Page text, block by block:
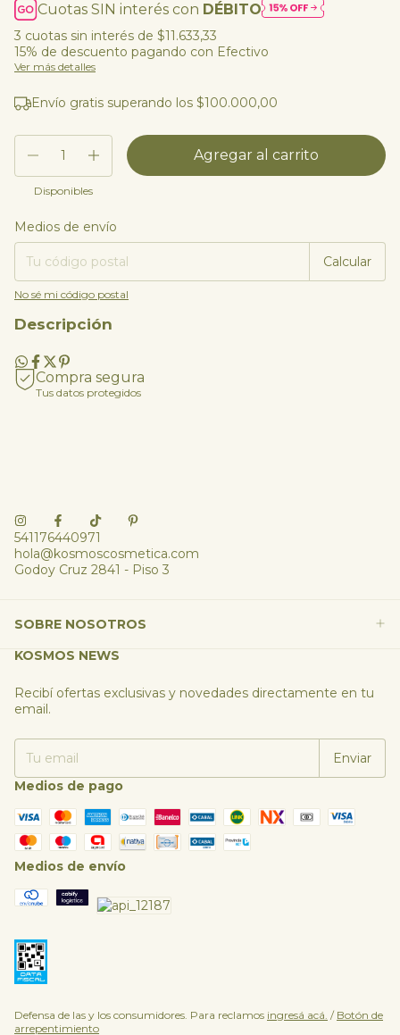
Cuotas SIN interés con DÉBITO
3 cuotas sin interés de $11.633,33
15% de descuento pagando con Efectivo
Ver más detalles
Envío gratis superando los $100.000,00
Disponibles
Entregas para el CP:
Medios de envío
Calcular
No sé mi código postal
Descripción
Compra segura
Tus datos protegidos
541176440971
hola@kosmoscosmetica.com
Godoy Cruz 2841 - Piso 3
SOBRE NOSOTROS
KOSMOS NEWS
Recibí ofertas exclusivas y novedades directamente en tu
email.
Medios de pago
Medios de envío
Defensa de las y los consumidores. Para reclamos ingresá acá. / Botón de
arrepentimiento